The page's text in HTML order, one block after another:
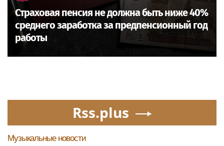
Страховая пенсия не должна быть ниже 40%
среднего заработка за предпенсионный год
работы
Rss.plus
Музыкальные новости